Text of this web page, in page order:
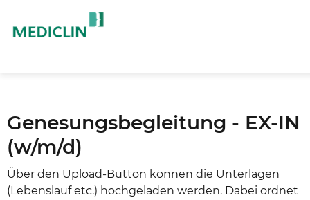
Genesungsbegleitung - EX-IN
(w/m/d)
Über den Upload-Button können die Unterlagen
(Lebenslauf etc.) hochgeladen werden. Dabei ordnet